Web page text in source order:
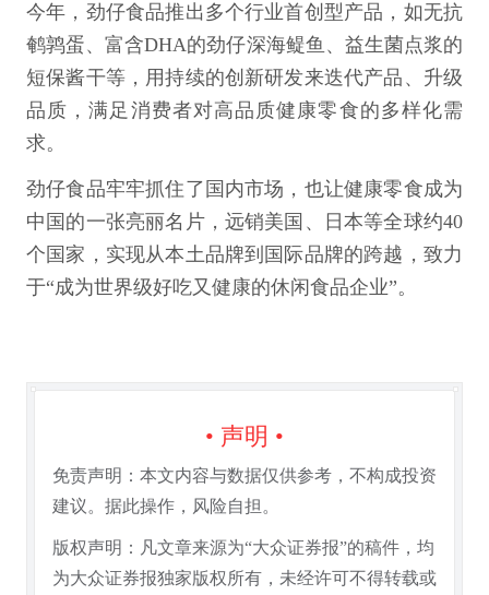
今年，劲仔食品推出多个行业首创型产品，如无抗
鹌鹑蛋、富含DHA的劲仔深海鳀鱼、益生菌点浆的
短保酱干等，用持续的创新研发来迭代产品、升级
品质，满足消费者对高品质健康零食的多样化需
求。
劲仔食品牢牢抓住了国内市场，也让健康零食成为
中国的一张亮丽名片，远销美国、日本等全球约40
个国家，实现从本土品牌到国际品牌的跨越，致力
于“成为世界级好吃又健康的休闲食品企业”。
• 声明 •
免责声明：本文内容与数据仅供参考，不构成投资
建议。据此操作，风险自担。
版权声明：凡文章来源为“大众证券报”的稿件，均
为大众证券报独家版权所有，未经许可不得转载或